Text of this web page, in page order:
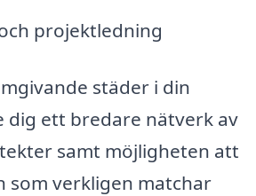
projektledning
städer i din
dig ett bredare nätverk av
samt möjligheten att
som verkligen matchar